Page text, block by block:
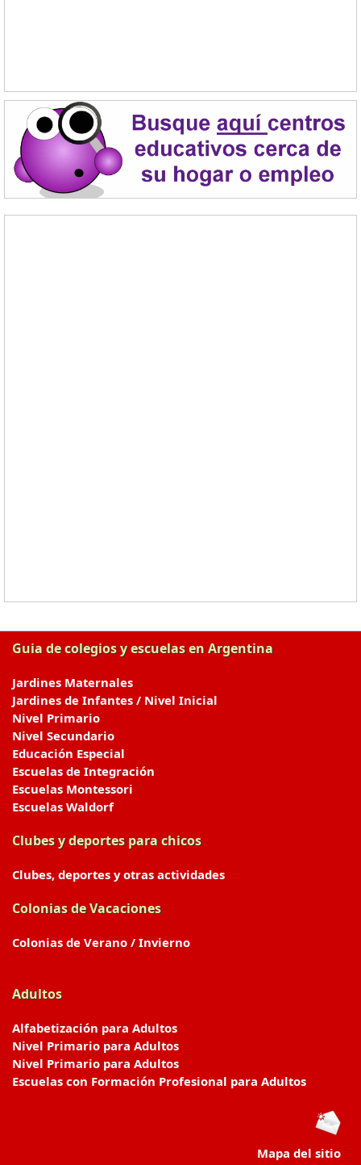
Guia de colegios y escuelas en Argentina
Jardines Maternales
Jardines de Infantes / Nivel Inicial
Nivel Primario
Nivel Secundario
Educación Especial
Escuelas de Integración
Escuelas Montessori
Escuelas Waldorf
Clubes y deportes para chicos
Clubes, deportes y otras actividades
Colonias de Vacaciones
Colonias de Verano / Invierno
Adultos
Alfabetización para Adultos
Nivel Primario para Adultos
Nivel Primario para Adultos
Escuelas con Formación Profesional para Adultos
Mapa del sitio